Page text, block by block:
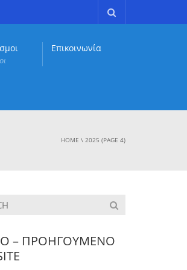
Επικοινωνία
HOME \ 2025 (PAGE 4)
– ΠΡΟΗΓΟΥΜΕΝΟ